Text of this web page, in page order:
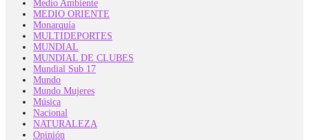
Medio Ambiente
MEDIO ORIENTE
Monarquía
MULTIDEPORTES
MUNDIAL
MUNDIAL DE CLUBES
Mundial Sub 17
Mundo
Mundo Mujeres
Música
Nacional
NATURALEZA
Opinión